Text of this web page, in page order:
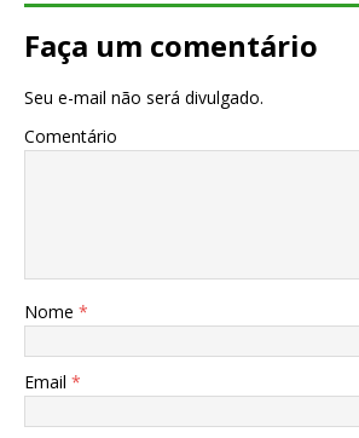
Faça um comentário
Seu e-mail não será divulgado.
Comentário
Nome *
Email *